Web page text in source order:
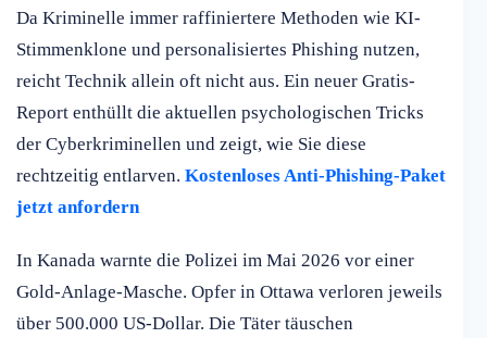
Da Kriminelle immer raffiniertere Methoden wie KI-
Stimmenklone und personalisiertes Phishing nutzen,
reicht Technik allein oft nicht aus. Ein neuer Gratis-
Report enthüllt die aktuellen psychologischen Tricks
der Cyberkriminellen und zeigt, wie Sie diese
rechtzeitig entlarven. Kostenloses Anti-Phishing-Paket
jetzt anfordern
In Kanada warnte die Polizei im Mai 2026 vor einer
Gold-Anlage-Masche. Opfer in Ottawa verloren jeweils
über 500.000 US-Dollar. Die Täter täuschen